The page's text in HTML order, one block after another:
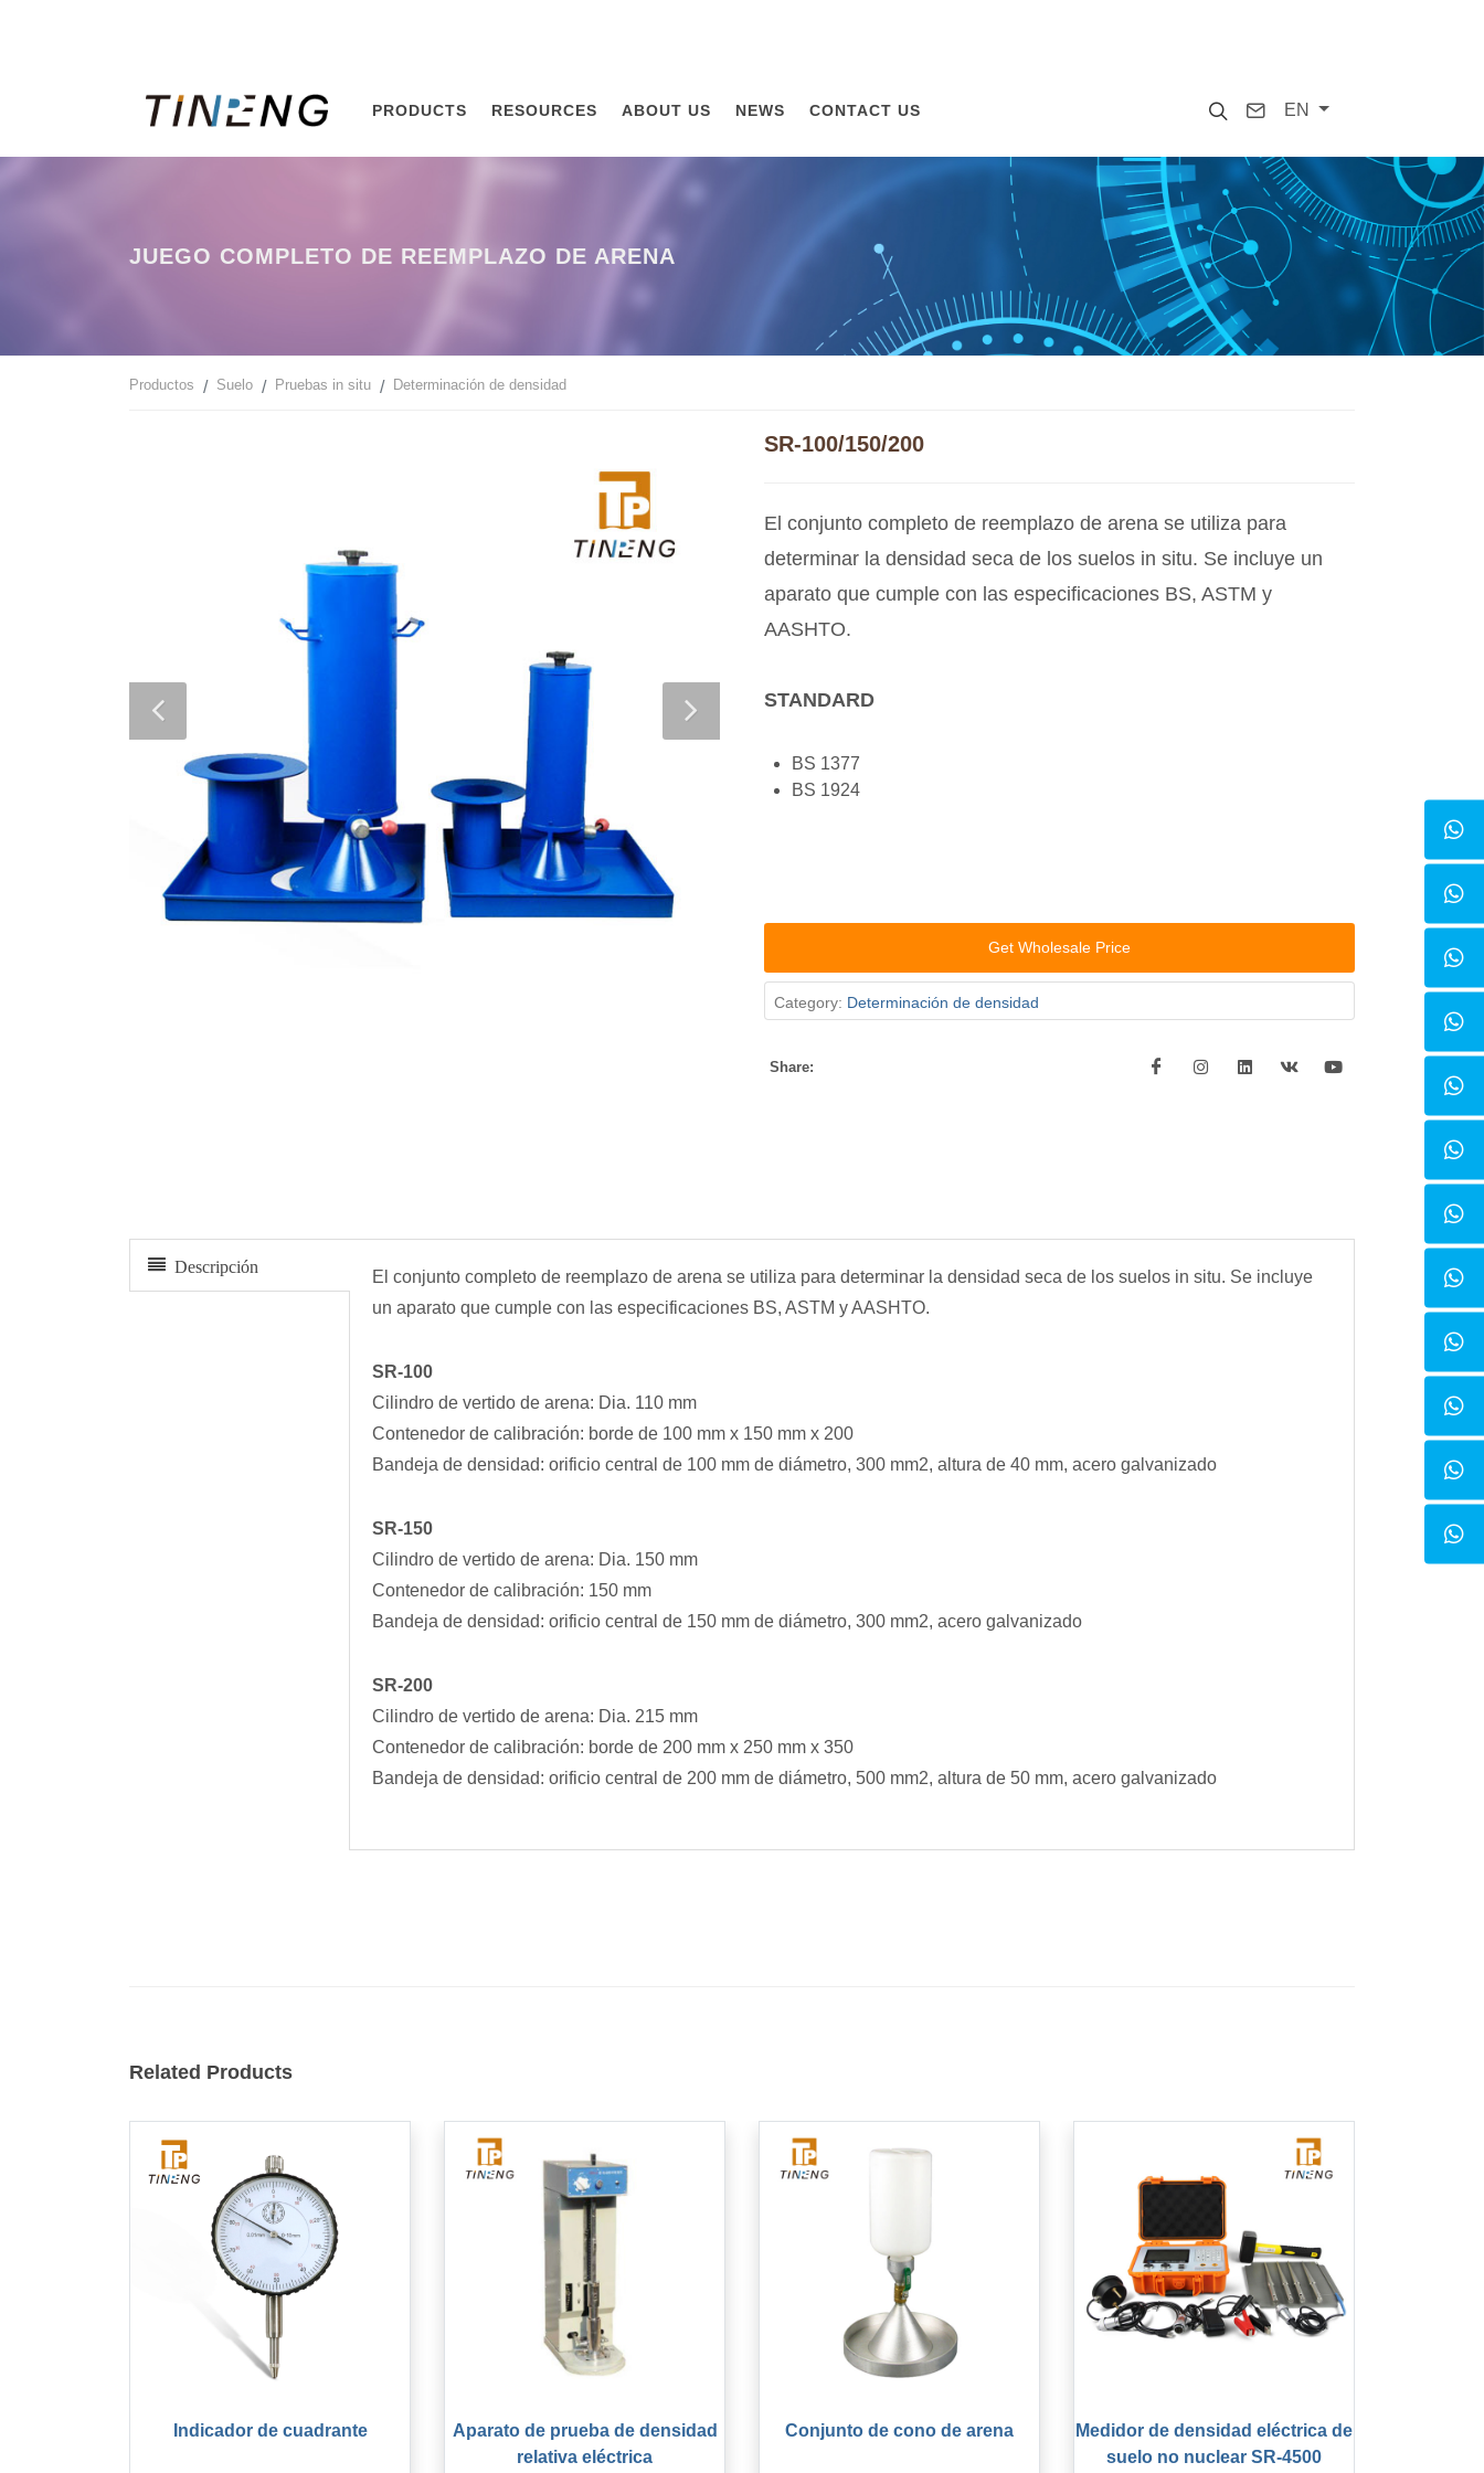
SearchContact
EN
PRODUCTS RESOURCES ABOUT US NEWS CONTACT US
JUEGO COMPLETO DE REEMPLAZO DE ARENA
Productos Suelo Pruebas in situ Determinación de densidad
SR-100/150/200
El conjunto completo de reemplazo de arena se utiliza para
determinar la densidad seca de los suelos in situ. Se incluye un
aparato que cumple con las especificaciones BS, ASTM y
AASHTO.
STANDARD
BS 1377
BS 1924
Get Wholesale Price
Category: Determinación de densidad
Share:
Descripción
El conjunto completo de reemplazo de arena se utiliza para determinar la densidad seca de los suelos in situ. Se incluye
un aparato que cumple con las especificaciones BS, ASTM y AASHTO.
SR-100
Cilindro de vertido de arena: Dia. 110 mm
Contenedor de calibración: borde de 100 mm x 150 mm x 200
Bandeja de densidad: orificio central de 100 mm de diámetro, 300 mm2, altura de 40 mm, acero galvanizado
SR-150
Cilindro de vertido de arena: Dia. 150 mm
Contenedor de calibración: 150 mm
Bandeja de densidad: orificio central de 150 mm de diámetro, 300 mm2, acero galvanizado
SR-200
Cilindro de vertido de arena: Dia. 215 mm
Contenedor de calibración: borde de 200 mm x 250 mm x 350
Bandeja de densidad: orificio central de 200 mm de diámetro, 500 mm2, altura de 50 mm, acero galvanizado
Related Products
Indicador de cuadrante
Aparato de prueba de densidad
relativa eléctrica
Conjunto de cono de arena
Medidor de densidad eléctrica de
suelo no nuclear SR-4500